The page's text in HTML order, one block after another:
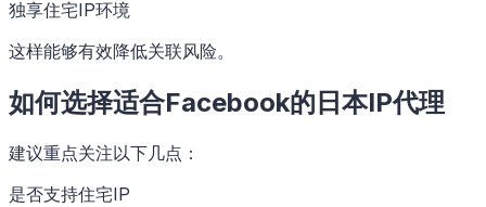
独享住宅IP环境
这样能够有效降低关联风险。
如何选择适合Facebook的日本IP代理
建议重点关注以下几点：
是否支持住宅IP